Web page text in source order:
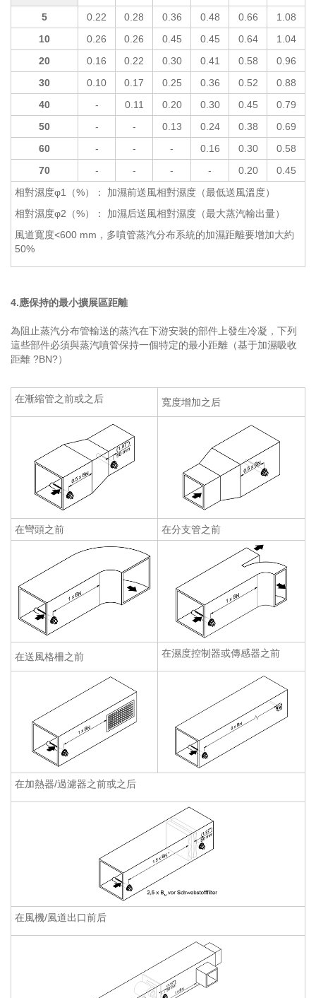
5
0.22 0.28 0.36 0.48 0.66
1.08
10
0.26 0.26 0.45 0.45 0.64
1.04
20
0.16 0.22 0.30 0.41 0.58
0.96
30
0.10 0.17 0.25 0.36 0.52
0.88
40
- 0.11 0.20 0.30 0.45
0.79
50
- - 0.13 0.24 0.38
0.69
60
- - - 0.16 0.30
0.58
70
- - - - 0.20
0.45
相對濕度φ1（%）： 加濕前送風相對濕度（最低送風溫度）
相對濕度φ2（%）： 加濕后送風相對濕度（最大蒸汽輸出量）
風道寬度<600 mm，多噴管蒸汽分布系統的加濕距離要增加大約
50%
4.應保持的最小擴展區距離
為阻止蒸汽分布管輸送的蒸汽在下游安裝的部件上發生冷凝，下列
這些部件必須與蒸汽噴管保持一個特定的最小距離（基于加濕吸收
距離 ?BN?）
在漸縮管之前或之后 寬度增加之后
在彎頭之前 在分支管之前
在送風格柵之前 在濕度控制器或傳感器之前
在加熱器/過濾器之前或之后
在風機/風道出口前后